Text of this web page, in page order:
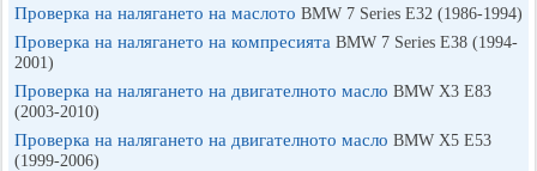
Проверка на налягането на маслото BMW 7 Series E32 (1986-1994)
Проверка на налягането на компресията BMW 7 Series E38 (1994-
2001)
Проверка на налягането на двигателното масло BMW X3 Е83
(2003-2010)
Проверка на налягането на двигателното масло BMW X5 E53
(1999-2006)